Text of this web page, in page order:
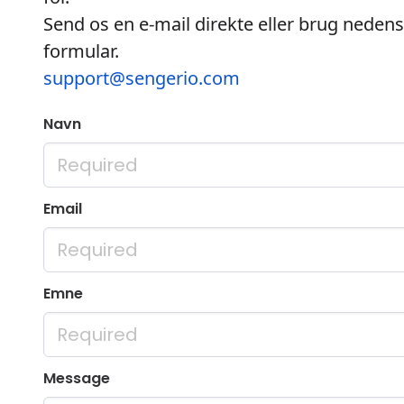
Send os en e-mail direkte eller brug
formular.
support@sengerio.com
Navn
Email
Emne
Message